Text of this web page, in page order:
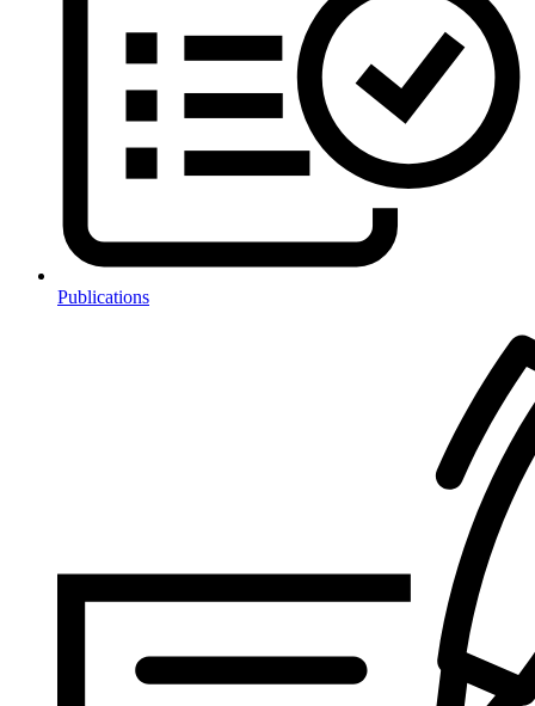
Publications